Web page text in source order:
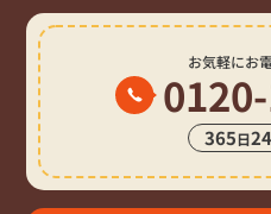
お気軽にお
365日24